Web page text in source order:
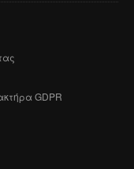
GDPR